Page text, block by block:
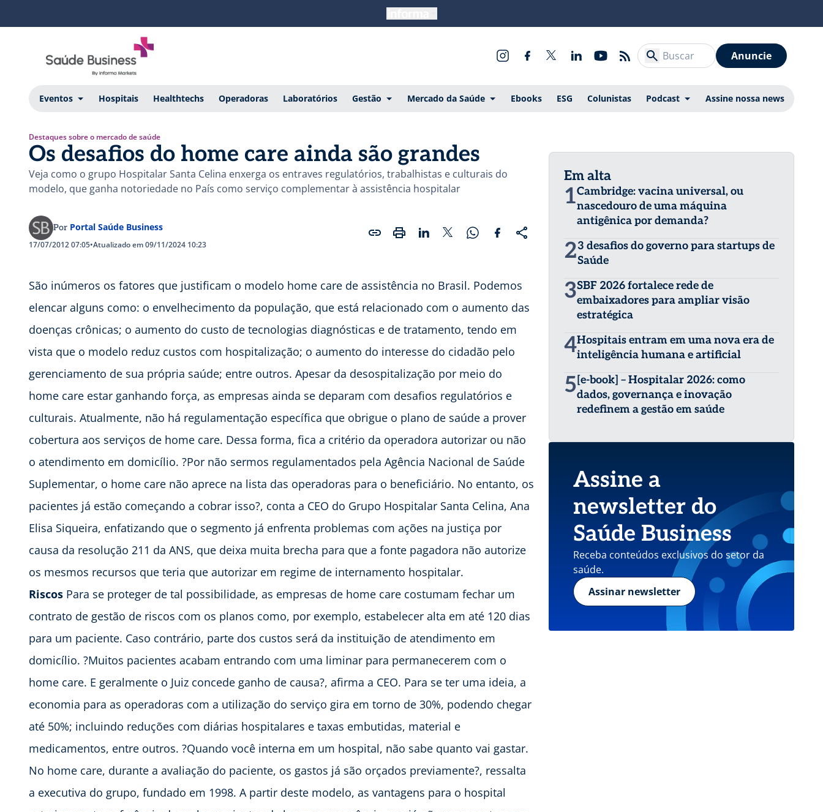
Anuncie
Eventos Hospitais Healthtechs Operadoras Laboratórios Gestão Mercado da Saúde Ebooks ESG Colunistas Podcast Assine nossa news
Destaques sobre o mercado de saúde
Os desafios do home care ainda são grandes
Veja como o grupo Hospitalar Santa Celina enxerga os entraves regulatórios, trabalhistas e culturais do
modelo, que ganha notoriedade no País como serviço complementar à assistência hospitalar
Por Portal Saúde Business
17/07/2012 07:05•Atualizado em 09/11/2024 10:23
São inúmeros os fatores que justificam o modelo home care de assistência no Brasil. Podemos
elencar alguns como: o envelhecimento da população, que está relacionado com o aumento das
doenças crônicas; o aumento do custo de tecnologias diagnósticas e de tratamento, tendo em
vista que o modelo reduz custos com hospitalização; o aumento do interesse do cidadão pelo
gerenciamento de sua própria saúde; entre outros. Apesar da desospitalização por meio do
home care estar ganhando força, as empresas ainda se deparam com desafios regulatórios e
culturais. Atualmente, não há regulamentação específica que obrigue o plano de saúde a prover
cobertura aos serviços de home care. Dessa forma, fica a critério da operadora autorizar ou não
o atendimento em domicílio. ?Por não sermos regulamentados pela Agência Nacional de Saúde
Suplementar, o home care não aprece na lista das operadoras para o beneficiário. No entanto, os
pacientes já estão começando a cobrar isso?, conta a CEO do Grupo Hospitalar Santa Celina, Ana
Elisa Siqueira, enfatizando que o segmento já enfrenta problemas com ações na justiça por
causa da resolução 211 da ANS, que deixa muita brecha para que a fonte pagadora não autorize
os mesmos recursos que teria que autorizar em regime de internamento hospitalar.
Riscos Para se proteger de tal possibilidade, as empresas de home care costumam fechar um
contrato de gestão de riscos com os planos como, por exemplo, estabelecer alta em até 120 dias
para um paciente. Caso contrário, parte dos custos será da instituição de atendimento em
domicílio. ?Muitos pacientes acabam entrando com uma liminar para permanecerem com o
home care. E geralmente o Juiz concede ganho de causa?, afirma a CEO. Para se ter uma ideia, a
economia para as operadoras com a utilização do serviço gira em torno de 30%, podendo chegar
até 50%; incluindo reduções com diárias hospitalares e taxas embutidas, material e
medicamentos, entre outros. ?Quando você interna em um hospital, não sabe quanto vai gastar.
No home care, durante a avaliação do paciente, os gastos já são orçados previamente?, ressalta
a executiva do grupo, fundado em 1998. A partir deste modelo, as vantagens para o hospital
Em alta
1Cambridge: vacina universal, ou
nascedouro de uma máquina
antigênica por demanda?
23 desafios do governo para startups de
Saúde
3SBF 2026 fortalece rede de
embaixadores para ampliar visão
estratégica
4Hospitais entram em uma nova era de
inteligência humana e artificial
5 [e-book] – Hospitalar 2026: como
dados, governança e inovação
redefinem a gestão em saúde
Assine a
newsletter do
Saúde Business
Receba conteúdos exclusivos do setor da
saúde.
Assinar newsletter